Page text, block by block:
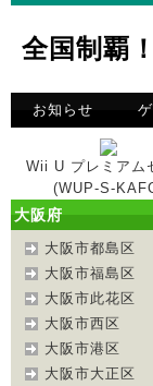
全国制覇
お知らせ
Wii U プレミアム
(WUP-S-
大阪府
大阪市都島区
大阪市福島区
大阪市此花区
大阪市西区
大阪市港区
大阪市大正区